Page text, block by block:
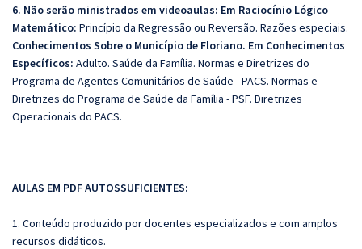
6. Não serão ministrados em videoaulas: Em Raciocínio Lógico
Matemático: Princípio da Regressão ou Reversão. Razões especiais.
Conhecimentos Sobre o Município de Floriano. Em Conhecimentos
Específicos: Adulto. Saúde da Família. Normas e Diretrizes do
Programa de Agentes Comunitários de Saúde - PACS. Normas e
Diretrizes do Programa de Saúde da Família - PSF. Diretrizes
Operacionais do PACS.
AULAS EM PDF AUTOSSUFICIENTES:
1. Conteúdo produzido por docentes especializados e com amplos
recursos didáticos.